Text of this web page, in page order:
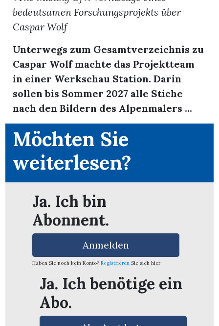
bedeutsamen Forschungsprojekts über
Caspar Wolf
Unterwegs zum Gesamtverzeichnis zu
Caspar Wolf machte das Projektteam
in einer Werkschau Station. Darin
sollen bis Sommer 2027 alle Stiche
nach den Bildern des Alpenmalers ...
Möchten Sie
weiterlesen?
Ja. Ich bin
Abonnent.
Anmelden
Haben Sie noch kein Konto? Registrieren Sie sich hier
Ja. Ich benötige ein
Abo.